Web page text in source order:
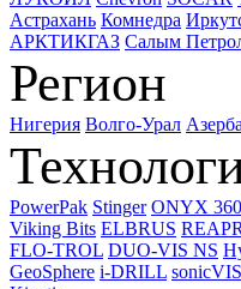
Астрахань Комнедра
АРКТИКГАЗ Салым
Регион
Нигерия Волго-Урал
PowerPak Stinger ONYX 360
Viking Bits ELBRUS
FLO-TROL DUO-VIS NS
GeoSphere i-DRILL